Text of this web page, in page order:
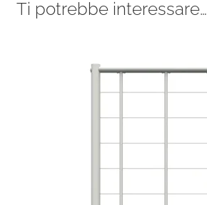
Ti potrebbe interessare…